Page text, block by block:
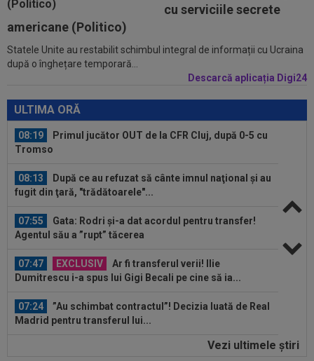
cu serviciile secrete
americane (Politico)
Statele Unite au restabilit schimbul integral de informații cu Ucraina
după o înghețare temporară...
Descarcă aplicația Digi24
ULTIMA ORĂ
07:10
Prima dată! Gigi Becali a
spus de ce a intrat FCSB în criză. ”Nu mai merg...
08:27
S-a încheiat ”telenovela” transferului lui Julian
Alvarez
și Jose Mourinho, după ce a...
08:19
Primul jucător OUT de la CFR Cluj, după 0-5 cu
Tromso
08:13
După ce au refuzat să cânte imnul naţional şi au
fugit din ţară, "trădătoarele"...
07:55
Gata: Rodri și-a dat acordul pentru transfer!
Agentul său a ”rupt” tăcerea
07:47 EXCLUSIV
Ar fi transferul verii! Ilie
Dumitrescu i-a spus lui Gigi Becali pe cine să ia...
07:24
”Au schimbat contractul”! Decizia luată de Real
Madrid pentru transferul lui...
Prima dată! Gigi Becali a
Vezi ultimele ştiri